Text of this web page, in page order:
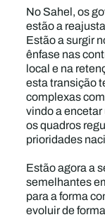
No Sahel, os
estão a
Estão a surgir
ênfase nas
local e na
esta transição
complexas
vindo a
os quadros
prioridades
Estão agora a
semelhantes
para a forma
evoluir de